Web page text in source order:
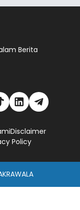
Berita
Disclaimer
Policy